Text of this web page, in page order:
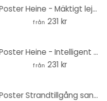
Poster Heine - Mäktigt lejon på stjärnhimlen - Astro Cruise - Rund
från 231 kr
Poster Heine - Intelligent uggla med glasögon - Astro Cruise - Rund
från 231 kr
Poster Strandtillgång sanddyner - Rund